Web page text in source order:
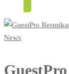
News